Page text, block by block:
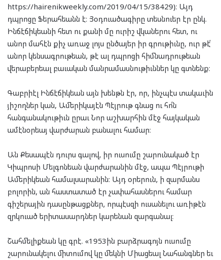
https://hairenikweekly.com/2019/04/15/38429)։ Այդ
դպրոցը Ֆերահեանն է։ Յօդուածագիրը տեսնուեր էր ընկ.
Ինճէճիկեանի հետ ու քանի մը ուրիշ վկաներու հետ, ու
անոր մահէն քիչ առաջ լոյս ընծայեր իր գրութիւնը, ուր թէ՛
անոր կենսագրութեան, թէ ալ դպրոցի հիմնադրութեան
վերաբերեալ բաւական մանրամասնութիւններ կը գտնենք։
Գաբրիէլ Ինճէճիկեան այն խենթն էր, որ, ինչպէս տակաւին
յիշողներ կան, Ամերիկայէն Պէյրութ գնաց ու հո՛ն
հանգանակութիւն ըրաւ Նոր աշխարհին մէջ հայկական
ամէնօրեայ վարժարան բանալու համար։
Ան Քեսապէն դուրս գալով, իր ուսումը շարունակած էր
Կիպրոսի Մելգոնեան վարժարանին մէջ, ապա Պէյրութի
Ամերիկեան համալսարանին։ Այդ օրերուն, ի զարմանս
բոլորին, ան հաստատած էր չափահասներու համար
գիշերային դասընթացքներ, որպէսզի ուսանելու առիթէն
զրկուած երիտասարդներ կարենան զարգանալ։
Շահմելիքեան կը գրէ. «1953ին բարձրագոյն ուսումը
շարունակելու միտումով կը մեկնի Միացեալ Նահանգներ եւ